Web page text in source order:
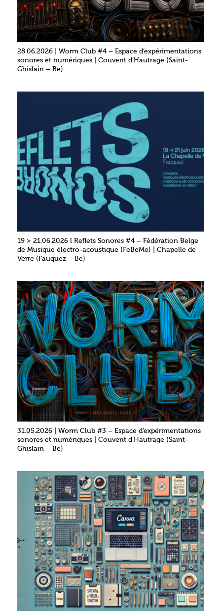
28.06.2026 | Worm Club #4 – Espace d’expérimentations
sonores et numériques | Couvent d’Hautrage (Saint-
Ghislain – Be)
19 > 21.06.2026 l Reflets Sonores #4 – Fédération Belge
de Musique électro-acoustique (FeBeMe) | Chapelle de
Verre (Fauquez – Be)
31.05.2026 | Worm Club #3 – Espace d’expérimentations
sonores et numériques | Couvent d’Hautrage (Saint-
Ghislain – Be)